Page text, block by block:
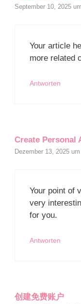
September 10, 2025
Your article
more related
Antworten
Create Personal
Dezember 13, 2025
Your point of
very
for you.
Antworten
创建免费账户